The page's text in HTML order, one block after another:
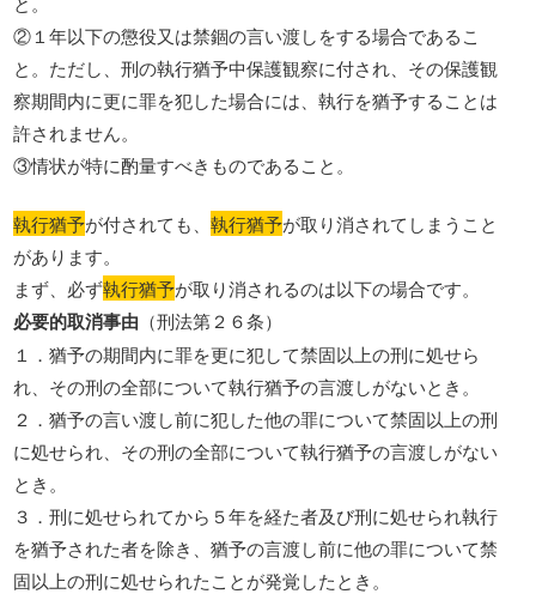
②１年以下の懲役又は禁錮の言い渡しをする場合であるこ
と。ただし、刑の執行猶予中保護観察に付され、その保護観
察期間内に更に罪を犯した場合には、執行を猶予することは
許されません。
③情状が特に酌量すべきものであること。
執行猶予が付されても、執行猶予が取り消されてしまうこと
があります。
まず、必ず執行猶予が取り消されるのは以下の場合です。
必要的取消事由 （刑法第２６条）
１．猶予の期間内に罪を更に犯して禁固以上の刑に処せら
れ、その刑の全部について執行猶予の言渡しがないとき。
２．猶予の言い渡し前に犯した他の罪について禁固以上の刑
に処せられ、その刑の全部について執行猶予の言渡しがない
とき。
３．刑に処せられてから５年を経た者及び刑に処せられ執行
を猶予された者を除き、猶予の言渡し前に他の罪について禁
固以上の刑に処せられたことが発覚したとき。